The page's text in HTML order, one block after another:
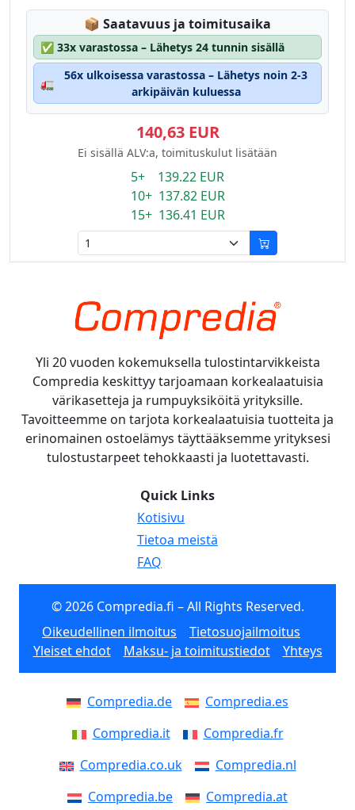
📦 Lagerstatus:
Saatavuus ja toimitusaika
✅ 33x varastossa – Lähetys 24 tunnin sisällä
🚛
56x ulkoisessa varastossa – Lähetys noin 2-3
arkipäivän kuluessa
140,63 EUR
Ei sisällä ALV:a, toimituskulut lisätään
5+ 139.22 EUR
10+ 137.82 EUR
15+ 136.41 EUR
Yli 20 vuoden kokemuksella tulostintarvikkeista
Compredia keskittyy tarjoamaan korkealaatuisia
värikasetteja ja rumpuyksiköitä yrityksille.
Tavoitteemme on tarjota korkealaatuisia tuotteita ja
erinomainen ostoelämys täyttääksemme yrityksesi
tulostustarpeet tehokkaasti ja luotettavasti.
Quick Links
Kotisivu
Tietoa meistä
FAQ
© 2026 Compredia.fi – All Rights Reserved.
Oikeudellinen ilmoitus
Tietosuojailmoitus
Yleiset ehdot
Maksu- ja toimitustiedot Yhteys
Compredia.de
Compredia.es
Compredia.it
Compredia.fr
Compredia.co.uk
Compredia.nl
Compredia.be
Compredia.at